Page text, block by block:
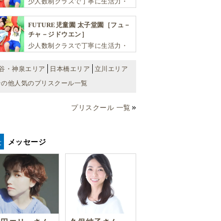
能性を広げます！
FUTURE児童園 太子堂園［フュ－
チャ－ジドウエン］
少人数制クラスで丁寧に生活力・
能性を広げます！
・神泉エリア 日本橋エリア
立川エリア
の他人気のプリスクール一覧
プリスクール 一覧
メッセージ